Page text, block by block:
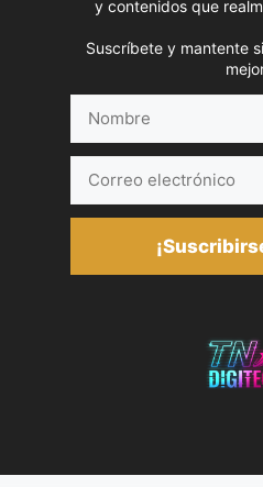
y contenidos que
Suscríbete y mantente
electrónico